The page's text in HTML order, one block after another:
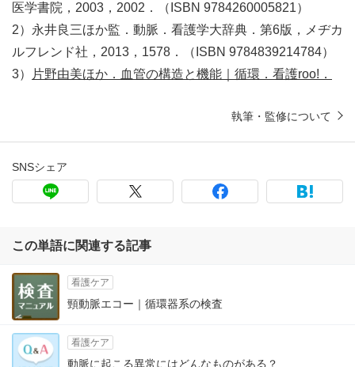
医学書院，2003，2002．（ISBN 9784260005821）
2）永井良三ほか監．動脈．看護学大辞典．第6版，メヂカ
ルフレンド社，2013，1578．（ISBN 9784839214784）
3）
片野由美ほか．血管の構造と機能｜循環．看護roo!．
執筆・監修について
SNSシェア
この単語に関連する記事
看護ケア
頸動脈エコー｜循環器系の検査
看護ケア
動脈に起こる異常にはどんなものがある？